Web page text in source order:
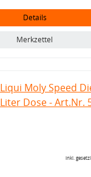
Details
Merkzettel
Liqui Moly Speed
Liter Dose - Art.Nr.
inkl.